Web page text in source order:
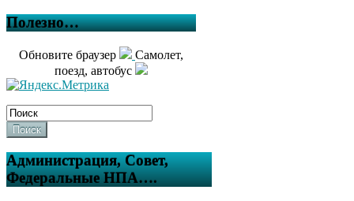
Полезно…
Обновите браузер
Самолет,
поезд, автобус
Поиск
Администрация, Совет,
Федеральные НПА….